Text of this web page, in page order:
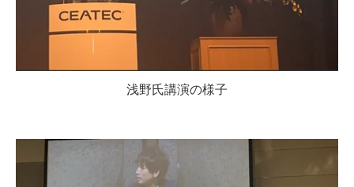
浅野氏講演の様子